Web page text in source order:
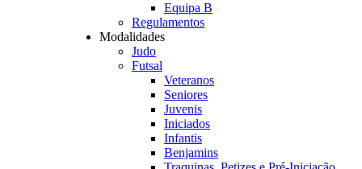
Equipa B
Regulamentos
Modalidades
Judo
Futsal
Veteranos
Seniores
Juvenis
Iniciados
Infantis
Benjamins